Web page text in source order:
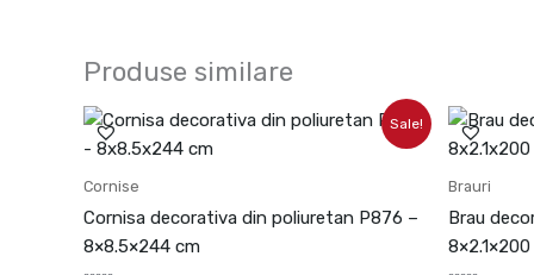
Produse similare
Sale!
Cornise
Cornisa decorativa din poliuretan P876 –
8×8.5×244 cm
Prețul
a
Prețul
Brauri
Brau